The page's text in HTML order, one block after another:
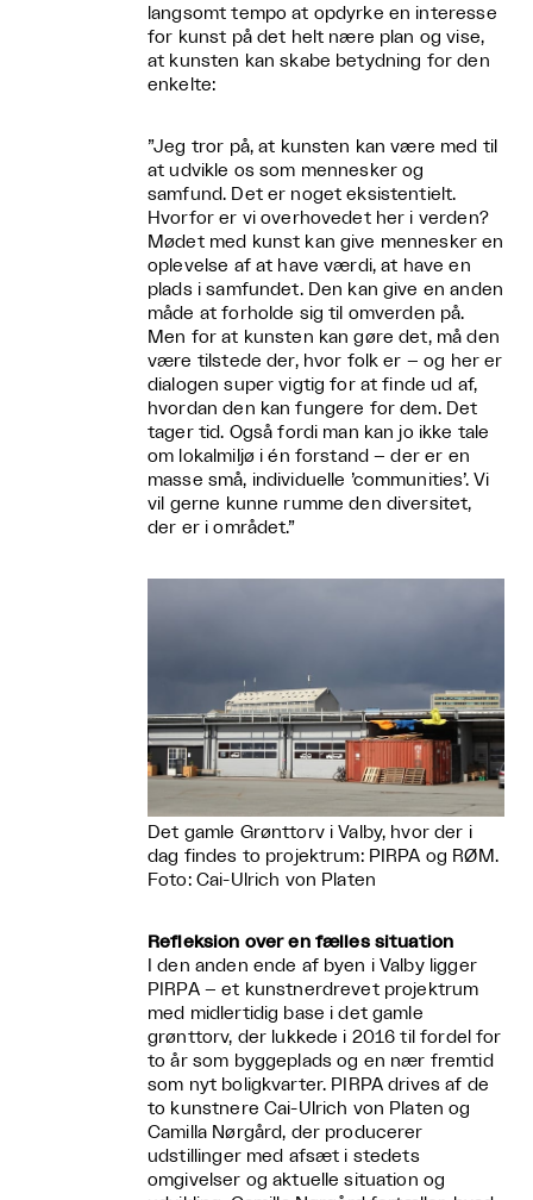
langsomt tempo at opdyrke en interesse
for kunst på det helt nære plan og vise,
at kunsten kan skabe betydning for den
enkelte:
”Jeg tror på, at kunsten kan være med til
at udvikle os som mennesker og
samfund. Det er noget eksistentielt.
Hvorfor er vi overhovedet her i verden?
Mødet med kunst kan give mennesker en
oplevelse af at have værdi, at have en
plads i samfundet. Den kan give en anden
måde at forholde sig til omverden på.
Men for at kunsten kan gøre det, må den
være tilstede der, hvor folk er – og her er
dialogen super vigtig for at finde ud af,
hvordan den kan fungere for dem. Det
tager tid. Også fordi man kan jo ikke tale
om lokalmiljø i én forstand – der er en
masse små, individuelle ’communities’. Vi
vil gerne kunne rumme den diversitet,
der er i området.”
Det gamle Grønttorv i Valby, hvor der i
dag findes to projektrum: PIRPA og RØM.
Foto: Cai-Ulrich von Platen
Refleksion over en fælles situation
I den anden ende af byen i Valby ligger
PIRPA – et kunstnerdrevet projektrum
med midlertidig base i det gamle
grønttorv, der lukkede i 2016 til fordel for
to år som byggeplads og en nær fremtid
som nyt boligkvarter. PIRPA drives af de
to kunstnere Cai-Ulrich von Platen og
Camilla Nørgård, der producerer
udstillinger med afsæt i stedets
omgivelser og aktuelle situation og